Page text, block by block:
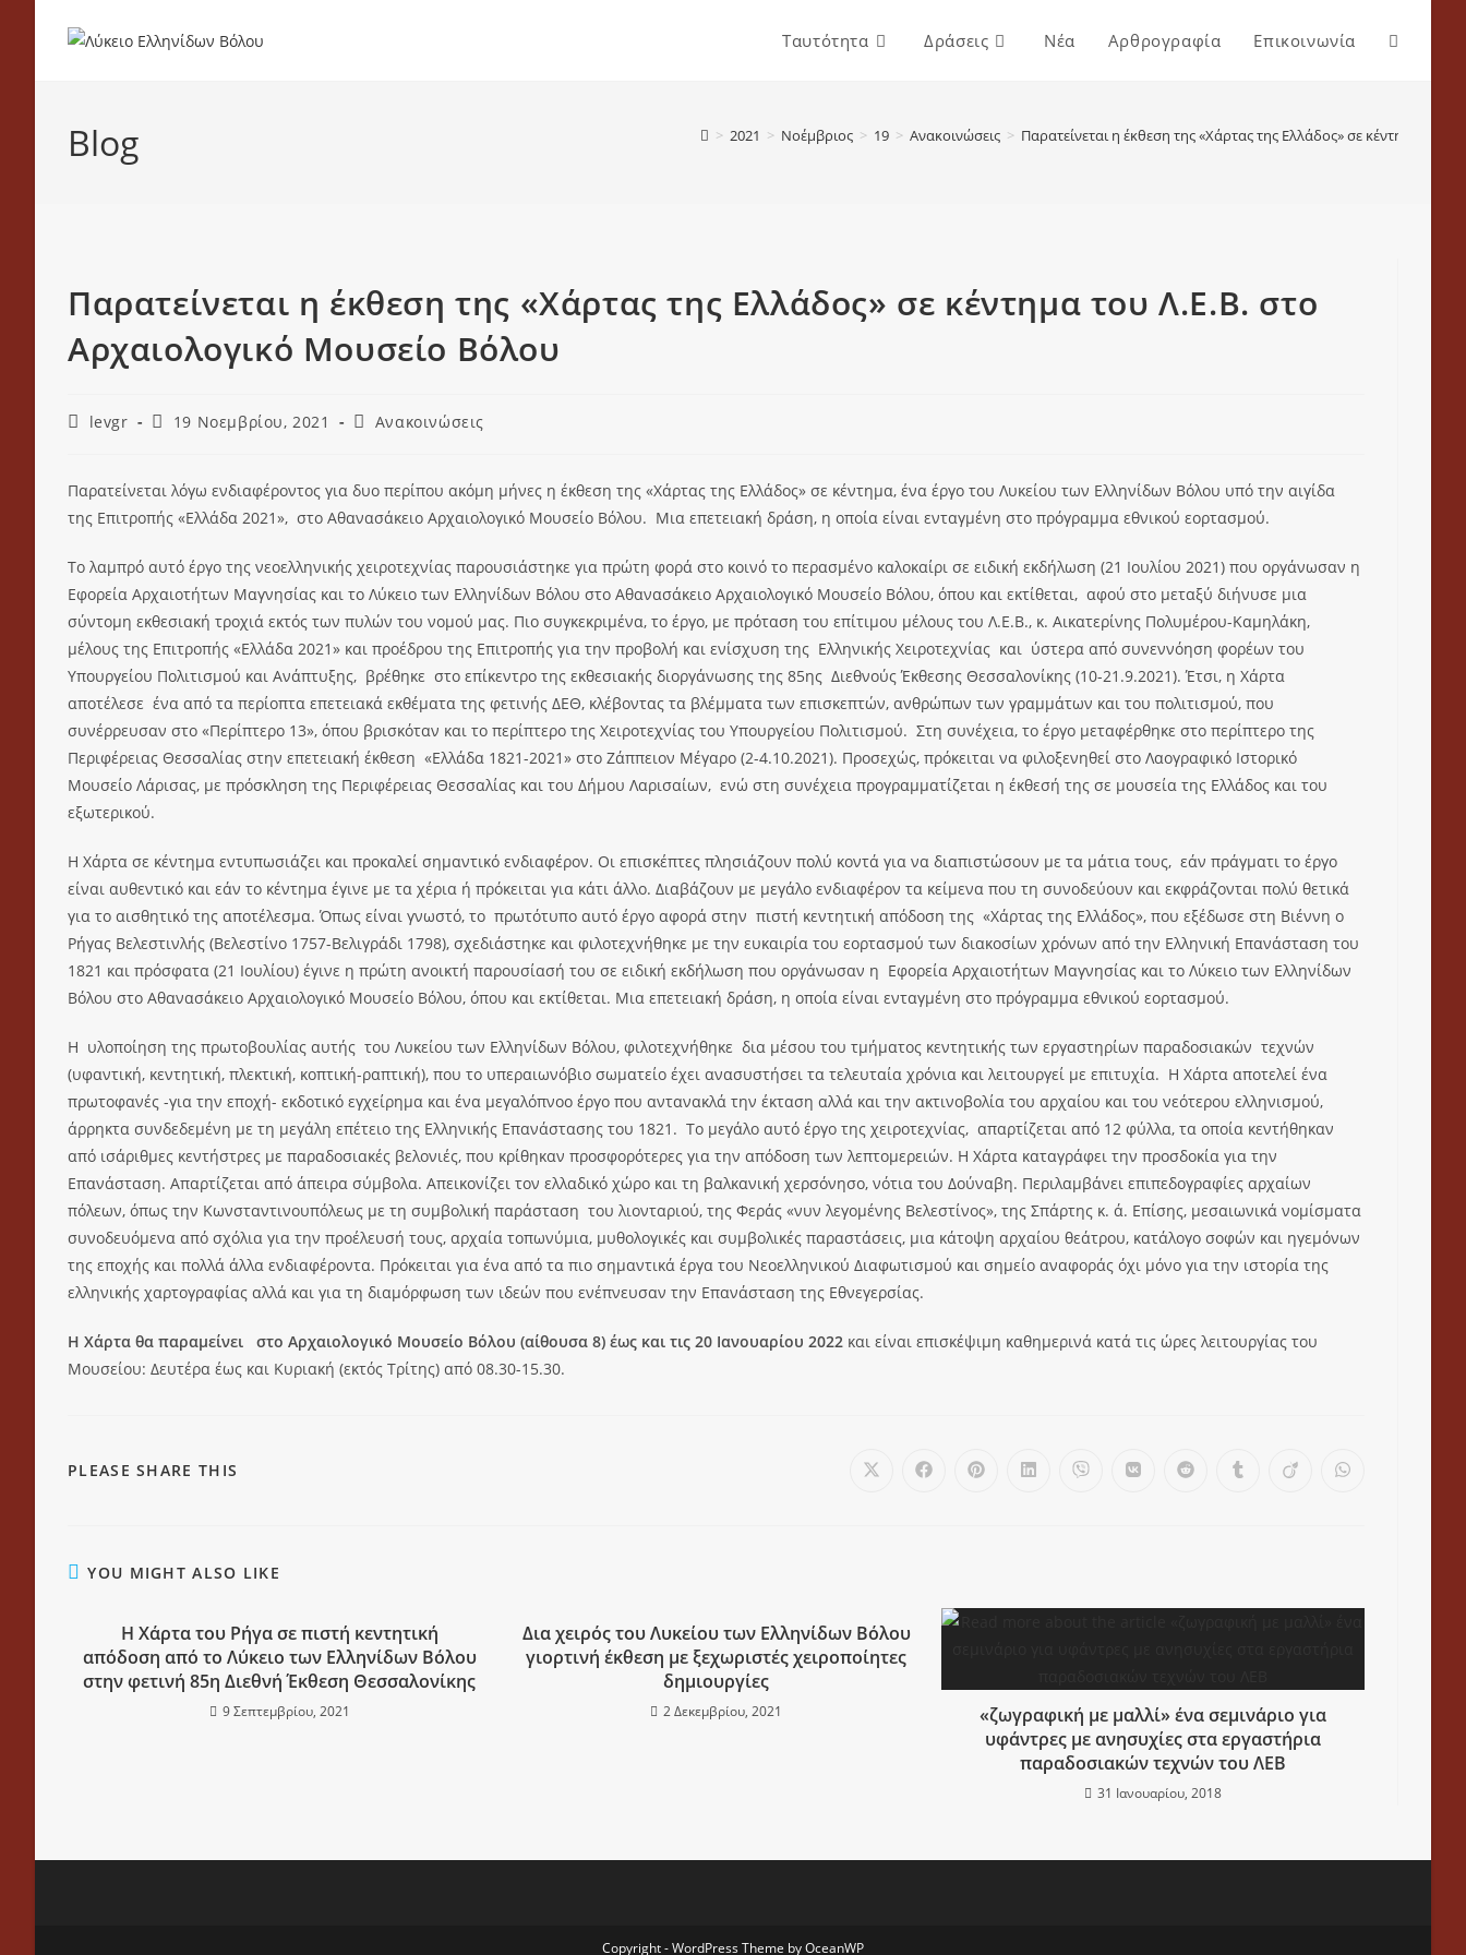
Ταυτότητα Δράσεις Νέα Αρθρογραφία Επικοινωνία
Blog > 2021 > Νοέμβριος > 19 > Ανακοινώσεις > Παρατείνεται η έκθεση της «Χάρτας της Ελλάδος» σε κέντημα του
Παρατείνεται η έκθεση της «Χάρτας της Ελλάδος» σε κέντημα του Λ.Ε.Β. στο
Αρχαιολογικό Μουσείο Βόλου
levgr 19 Νοεμβρίου, 2021 Ανακοινώσεις
Παρατείνεται λόγω ενδιαφέροντος για δυο περίπου ακόμη μήνες η έκθεση της «Xάρτας της Ελλάδος» σε κέντημα, ένα έργο του Λυκείου των Ελληνίδων Βόλου υπό την αιγίδα
της Επιτροπής «Ελλάδα 2021», στο Αθανασάκειο Αρχαιολογικό Μουσείο Βόλου. Μια επετειακή δράση, η οποία είναι ενταγμένη στο πρόγραμμα εθνικού εορτασμού.
Το λαμπρό αυτό έργο της νεοελληνικής χειροτεχνίας παρουσιάστηκε για πρώτη φορά στο κοινό το περασμένο καλοκαίρι σε ειδική εκδήλωση (21 Ιουλίου 2021) που οργάνωσαν η
Εφορεία Αρχαιοτήτων Μαγνησίας και το Λύκειο των Ελληνίδων Βόλου στο Αθανασάκειο Αρχαιολογικό Μουσείο Βόλου, όπου και εκτίθεται, αφού στο μεταξύ διήνυσε μια
σύντομη εκθεσιακή τροχιά εκτός των πυλών του νομού μας. Πιο συγκεκριμένα, το έργο, με πρόταση του επίτιμου μέλους του Λ.Ε.Β., κ. Αικατερίνης Πολυμέρου-Καμηλάκη,
μέλους της Επιτροπής «Ελλάδα 2021» και προέδρου της Επιτροπής για την προβολή και ενίσχυση της Ελληνικής Χειροτεχνίας και ύστερα από συνεννόηση φορέων του
Υπουργείου Πολιτισμού και Ανάπτυξης, βρέθηκε στο επίκεντρο της εκθεσιακής διοργάνωσης της 85ης Διεθνούς Έκθεσης Θεσσαλονίκης (10-21.9.2021). Έτσι, η Χάρτα
αποτέλεσε ένα από τα περίοπτα επετειακά εκθέματα της φετινής ΔΕΘ, κλέβοντας τα βλέμματα των επισκεπτών, ανθρώπων των γραμμάτων και του πολιτισμού, που
συνέρρευσαν στο «Περίπτερο 13», όπου βρισκόταν και το περίπτερο της Χειροτεχνίας του Υπουργείου Πολιτισμού. Στη συνέχεια, το έργο μεταφέρθηκε στο περίπτερο της
Περιφέρειας Θεσσαλίας στην επετειακή έκθεση «Ελλάδα 1821-2021» στο Ζάππειον Μέγαρο (2-4.10.2021). Προσεχώς, πρόκειται να φιλοξενηθεί στο Λαογραφικό Ιστορικό
Μουσείο Λάρισας, με πρόσκληση της Περιφέρειας Θεσσαλίας και του Δήμου Λαρισαίων, ενώ στη συνέχεια προγραμματίζεται η έκθεσή της σε μουσεία της Ελλάδος και του
εξωτερικού.
Η Χάρτα σε κέντημα εντυπωσιάζει και προκαλεί σημαντικό ενδιαφέρον. Οι επισκέπτες πλησιάζουν πολύ κοντά για να διαπιστώσουν με τα μάτια τους, εάν πράγματι το έργο
είναι αυθεντικό και εάν το κέντημα έγινε με τα χέρια ή πρόκειται για κάτι άλλο. Διαβάζουν με μεγάλο ενδιαφέρον τα κείμενα που τη συνοδεύουν και εκφράζονται πολύ θετικά
για το αισθητικό της αποτέλεσμα. Όπως είναι γνωστό, το πρωτότυπο αυτό έργο αφορά στην πιστή κεντητική απόδοση της «Χάρτας της Ελλάδος», που εξέδωσε στη Βιέννη ο
Ρήγας Βελεστινλής (Βελεστίνο 1757-Βελιγράδι 1798), σχεδιάστηκε και φιλοτεχνήθηκε με την ευκαιρία του εορτασμού των διακοσίων χρόνων από την Ελληνική Επανάσταση του
1821 και πρόσφατα (21 Ιουλίου) έγινε η πρώτη ανοικτή παρουσίασή του σε ειδική εκδήλωση που οργάνωσαν η Εφορεία Αρχαιοτήτων Μαγνησίας και το Λύκειο των Ελληνίδων
Βόλου στο Αθανασάκειο Αρχαιολογικό Μουσείο Βόλου, όπου και εκτίθεται. Μια επετειακή δράση, η οποία είναι ενταγμένη στο πρόγραμμα εθνικού εορτασμού.
Η υλοποίηση της πρωτοβουλίας αυτής του Λυκείου των Ελληνίδων Βόλου, φιλοτεχνήθηκε δια μέσου του τμήματος κεντητικής των εργαστηρίων παραδοσιακών τεχνών
(υφαντική, κεντητική, πλεκτική, κοπτική-ραπτική), που το υπεραιωνόβιο σωματείο έχει ανασυστήσει τα τελευταία χρόνια και λειτουργεί με επιτυχία. Η Χάρτα αποτελεί ένα
πρωτοφανές -για την εποχή- εκδοτικό εγχείρημα και ένα μεγαλόπνοο έργο που αντανακλά την έκταση αλλά και την ακτινοβολία του αρχαίου και του νεότερου ελληνισμού,
άρρηκτα συνδεδεμένη με τη μεγάλη επέτειο της Ελληνικής Επανάστασης του 1821. Το μεγάλο αυτό έργο της χειροτεχνίας, απαρτίζεται από 12 φύλλα, τα οποία κεντήθηκαν
από ισάριθμες κεντήστρες με παραδοσιακές βελονιές, που κρίθηκαν προσφορότερες για την απόδοση των λεπτομερειών. Η Χάρτα καταγράφει την προσδοκία για την
Επανάσταση. Απαρτίζεται από άπειρα σύμβολα. Απεικονίζει τον ελλαδικό χώρο και τη βαλκανική χερσόνησο, νότια του Δούναβη. Περιλαμβάνει επιπεδογραφίες αρχαίων
πόλεων, όπως την Κωνσταντινουπόλεως με τη συμβολική παράσταση του λιονταριού, της Φεράς «νυν λεγομένης Βελεστίνος», της Σπάρτης κ. ά. Επίσης, μεσαιωνικά νομίσματα
συνοδευόμενα από σχόλια για την προέλευσή τους, αρχαία τοπωνύμια, μυθολογικές και συμβολικές παραστάσεις, μια κάτοψη αρχαίου θεάτρου, κατάλογο σοφών και ηγεμόνων
της εποχής και πολλά άλλα ενδιαφέροντα. Πρόκειται για ένα από τα πιο σημαντικά έργα του Nεοελληνικού Διαφωτισμού και σημείο αναφοράς όχι μόνο για την ιστορία της
ελληνικής χαρτογραφίας αλλά και για τη διαμόρφωση των ιδεών που ενέπνευσαν την Επανάσταση της Εθνεγερσίας.
Η Χάρτα θα παραμείνει στο Αρχαιολογικό Μουσείο Βόλου (αίθουσα 8) έως και τις 20 Ιανουαρίου 2022 και είναι επισκέψιμη καθημερινά κατά τις ώρες λειτουργίας του
Μουσείου: Δευτέρα έως και Κυριακή (εκτός Τρίτης) από 08.30-15.30.
PLEASE SHARE THIS
YOU MIGHT ALSO LIKE
H Xάρτα του Ρήγα σε πιστή κεντητική
απόδοση από το Λύκειο των Ελληνίδων Βόλου
στην φετινή 85η Διεθνή Έκθεση Θεσσαλονίκης
9 Σεπτεμβρίου, 2021
Δια χειρός του Λυκείου των Ελληνίδων Βόλου
γιορτινή έκθεση με ξεχωριστές χειροποίητες
δημιουργίες
2 Δεκεμβρίου, 2021
«ζωγραφική με μαλλί» ένα σεμινάριο για
υφάντρες με ανησυχίες στα εργαστήρια
παραδοσιακών τεχνών του ΛΕΒ
31 Ιανουαρίου, 2018
Copyright - WordPress Theme by OceanWP